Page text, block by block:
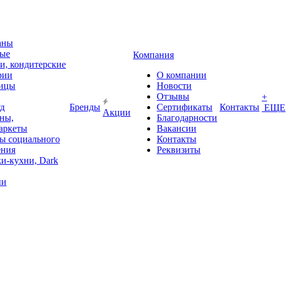
кондитерские
социального
кухни, Dark
Бренды
Акции
Компания
О компании
Новости
Отзывы
Сертификаты
Благодарности
Вакансии
Контакты
Реквизиты
Контакты
+
ЕЩЕ